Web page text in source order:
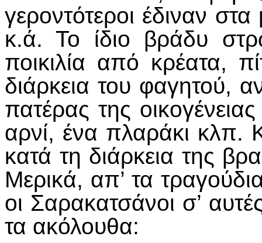
γεροντότεροι έδιναν
κ.ά. Το ίδιο βράδυ
ποικιλία από κρέατα,
διάρκεια του φαγητού,
πατέρας της
αρνί, ένα πλαράκι κλπ.
κατά τη διάρκεια της
Μερικά, απ’ τα
οι Σαρακατσάνοι σ’
τα ακόλουθα: